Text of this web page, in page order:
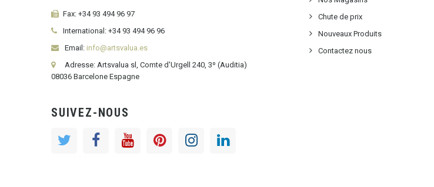
Fax: +34 93 494 96 97
International: +34 93 494 96 96
Email: info@artsvalua.es
Adresse: Artsvalua sl, Comte d'Urgell 240, 3º (Auditia)
08036 Barcelone Espagne
SUIVEZ-NOUS
Chute de prix
Nouveaux Produits
Contactez nous